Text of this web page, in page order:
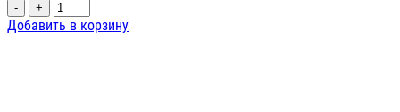
- +
Добавить в корзину